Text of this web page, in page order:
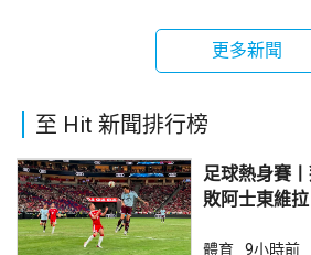
更多新聞
至 Hit 新聞排行榜
足球熱身賽
敗阿士東維拉
體育 9小時前